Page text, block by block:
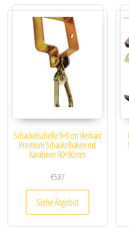
Schaukelschelle 9×9 cm Vierkant
Premium Schaukelhaken mit
Karabiner 90×90 mm
€5.87
Siehe Angebot